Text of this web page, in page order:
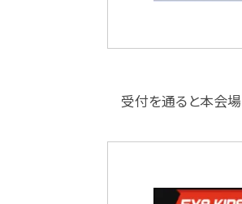
受付を通ると本会場